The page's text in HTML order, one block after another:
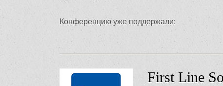
Конференцию уже поддержали:
First Line